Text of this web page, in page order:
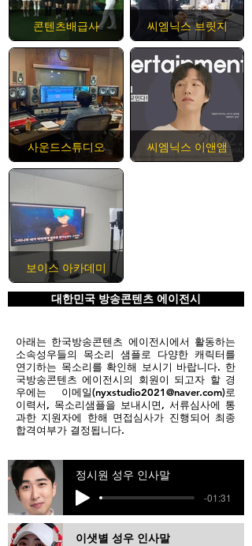
콘텐츠배급사 씨엠닉스 브릿지
사운드스튜디오 씨엠닉스 이앤앰
보이스 아카데미
대한민국 방송콘텐츠 에이전시
아래는 한국방송콘텐츠 에이전시에서 활동하는
소속성우들의 목소리 샘플로 다양한 캐릭터를
연기하는 목소리를 확인해 보시기 바랍니다. 한
국방송콘텐츠 에이전시의 회원이 되고자 할 경
우에는 이메일(nyxstudio2021@naver.com)로
이력서, 목소리샘플을 보내시면, 서류심사에 통
과한 지원자에 한해 면접심사가 진행되어 최종
합격여부가 결정됩니다.
정시원 성우 인사말
-01:31
이샛별 성우 인사말